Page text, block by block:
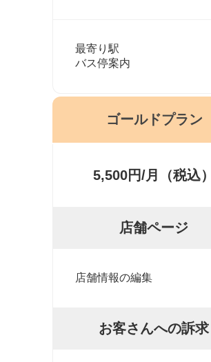
最寄り駅
バス停案内
ゴールドプラン
5,500円/月（税込）
店舗ページ
店舗情報の編集
お客さんへの訴求